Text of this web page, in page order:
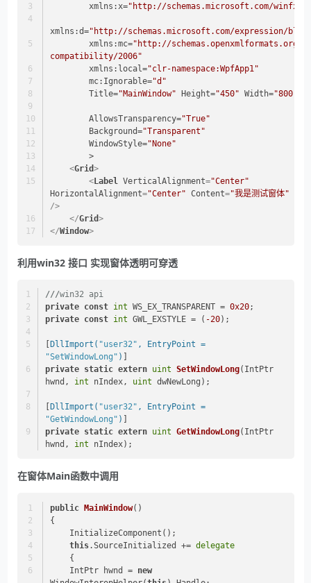
xmlns:x="http://schemas.microsoft.com/winfx/
xmlns:d="http://schemas.microsoft.com/expression/
xmlns:mc="http://schemas.openxmlformats.org/
compatibility/2006"
xmlns:local ="clr-namespace:WpfApp1"
mc:Ignorable="d"
Title="MainWindow" Height="450" Width="800"
AllowsTransparency="True"
Background="Transparent"
WindowStyle="None"
        >
<Grid>
<Label VerticalAlignment="Center"
HorizontalAlignment="Center" Content="我是测试窗体"
/>
</Grid>
</Window>
利用win32 接口 实现窗体透明可穿透
///win32 api
private const int WS_EX_TRANSPARENT = 0x20;
private const int GWL_EXSTYLE = ( -20);
DllImport( "user32"
, EntryPoint =
"SetWindowLong" )
private static extern uint SetWindowLong( IntPtr
hwnd, int nIndex, uint dwNewLong ) ;
DllImport( "user32"
, EntryPoint =
"GetWindowLong" )
private static extern uint GetWindowLong( IntPtr
hwnd, int nIndex) ;
在窗体Main函数中调用
public MainWindow()
{
    InitializeComponent();
this.SourceInitialized += delegate
    {
    IntPtr hwnd =
new